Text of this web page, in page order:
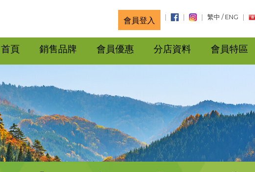
會員登入 繁中 / ENG
首頁 銷售品牌 會員優惠 分店資料 會員特區